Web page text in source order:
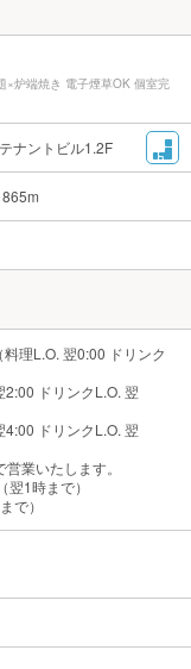
×炉端焼き 電子煙草OK 個室完
ナントビル1.2F
理L.O. 翌0:00 ドリンク
ドリンクL.O. 翌
ドリンクL.O. 翌
業いたします。
翌1時まで）
で）